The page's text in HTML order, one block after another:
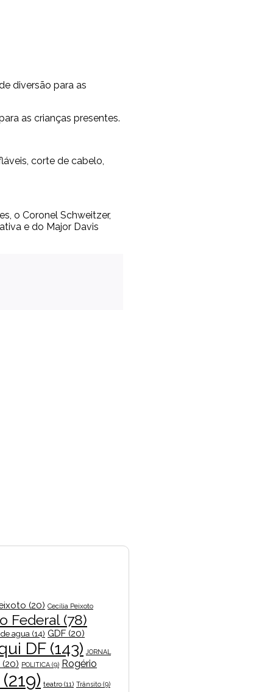
diversão para as
as crianças presentes.
corte de cabelo,
o Coronel Schweitzer,
e do Major Davis
(20) Cecília Peixoto
Federal(78)
agua (14) GDF (20)
DF(143) JORNAL
(20) POLITICA (9) Rogério
(219) teatro (11) Trânsito (9)